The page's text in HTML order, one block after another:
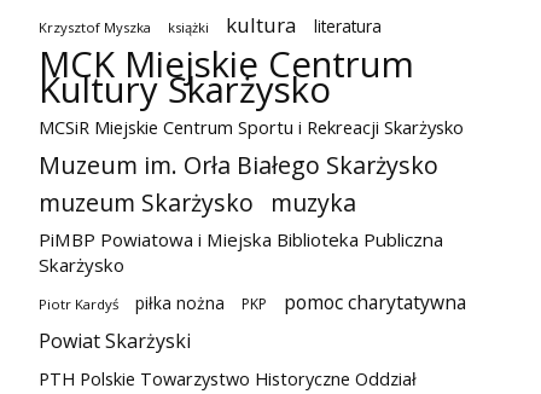
Krzysztof Myszka książki kultura literatura
MCK Miejskie Centrum
Kultury Skarżysko
MCSiR Miejskie Centrum Sportu i Rekreacji Skarżysko
Muzeum im. Orła Białego Skarżysko
muzeum Skarżysko
muzyka
PiMBP Powiatowa i Miejska Biblioteka Publiczna
Skarżysko
Piotr Kardyś piłka nożna PKP
pomoc charytatywna
Powiat Skarżyski
PTH Polskie Towarzystwo Historyczne Oddział